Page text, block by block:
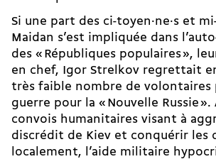
Si une part des ci-toyen·ne·s et
Maidan s’est impliquée dans
des « Républiques populaires »,
en chef, Igor Strelkov regrettait
très faible nombre de volontaires
guerre pour la « Nouvelle Russie ».
convois humanitaires visant à
discrédit de Kiev et conquérir les
localement, l’aide militaire